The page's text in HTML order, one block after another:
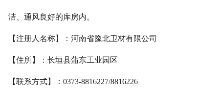
洁、通风良好的库房内。
【注册人名称】：河南省豫北卫材有限公司
【住所】：长垣县蒲东工业园区
【联系方式】： 0373-8816227/8816226